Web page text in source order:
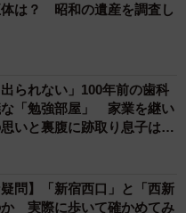
語です。『漢書』董仲舒
世に已に行わるるの事
際を観るに、甚だ畏る
失うの敗れ有らんとすれ
して以て之を譴告す。
怪異を出して以て之を
れば、傷敗乃ち至る。
愛をして其の乱を止めん
は？ 昭和の遺産を調査し
出られない」100年前の歯科
な「勉強部屋」 家業を継い
いと裏腹に跡取り息子は…
疑問】「新宿西口」と「西新
実際に歩いて確かめてみ